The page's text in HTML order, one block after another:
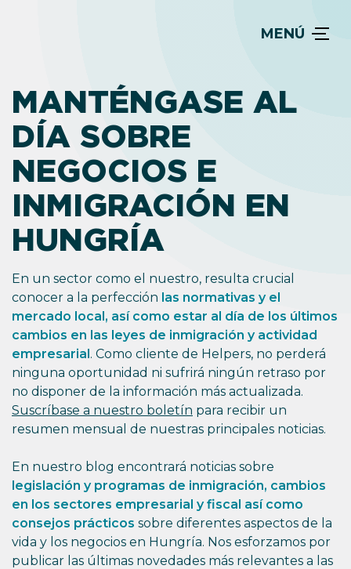
MENÚ
MANTÉNGASE AL
DÍA SOBRE
NEGOCIOS E
INMIGRACIÓN EN
HUNGRÍA
En un sector como el nuestro, resulta crucial
conocer a la perfección las normativas y el
mercado local, así como estar al día de los últimos
cambios en las leyes de inmigración y actividad
empresarial. Como cliente de Helpers, no perderá
ninguna oportunidad ni sufrirá ningún retraso por
no disponer de la información más actualizada.
Suscríbase a nuestro boletín para recibir un
resumen mensual de nuestras principales noticias.
En nuestro blog encontrará noticias sobre
legislación y programas de inmigración, cambios
en los sectores empresarial y fiscal así como
consejos prácticos sobre diferentes aspectos de la
vida y los negocios en Hungría. Nos esforzamos por
publicar las últimas novedades más relevantes a las